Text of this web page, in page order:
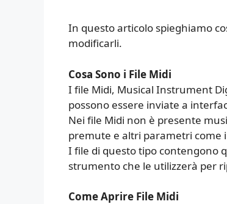
In questo articolo spieghiamo
modificarli.
Cosa Sono i File Midi
I file Midi, Musical Instrument
possono essere inviate a
Nei file Midi non è presente
premute e altri parametri come
I file di questo tipo contengono
strumento che le utilizzerà per
Come Aprire File Midi